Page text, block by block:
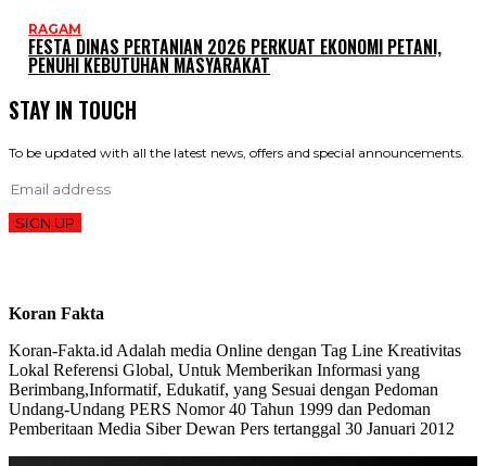
RAGAM
FESTA DINAS PERTANIAN 2026 PERKUAT EKONOMI PETANI,
PENUHI KEBUTUHAN MASYARAKAT
STAY IN TOUCH
To be updated with all the latest news, offers and special announcements.
SIGN UP
Koran Fakta
Koran-Fakta.id Adalah media Online dengan Tag Line Kreativitas
Lokal Referensi Global, Untuk Memberikan Informasi yang
Berimbang,Informatif, Edukatif, yang Sesuai dengan Pedoman
Undang-Undang PERS Nomor 40 Tahun 1999 dan Pedoman
Pemberitaan Media Siber Dewan Pers tertanggal 30 Januari 2012